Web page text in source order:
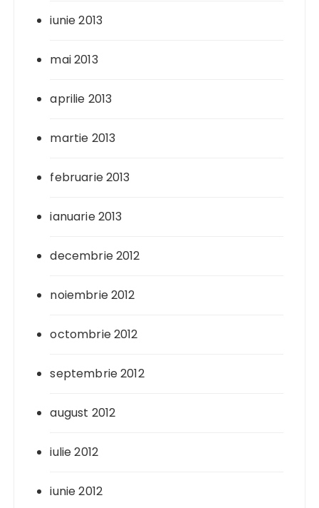
iunie 2013
mai 2013
aprilie 2013
martie 2013
februarie 2013
ianuarie 2013
decembrie 2012
noiembrie 2012
octombrie 2012
septembrie 2012
august 2012
iulie 2012
iunie 2012